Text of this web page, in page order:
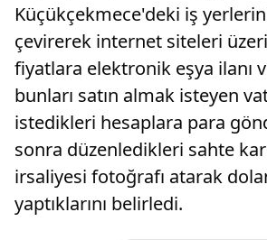
Küçükçekmece'deki iş
çevirerek internet siteleri
fiyatlara elektronik eşya ilanı
bunları satın almak isteyen
istedikleri hesaplara para
sonra düzenledikleri sahte
irsaliyesi fotoğrafı atarak
yaptıklarını belirledi.